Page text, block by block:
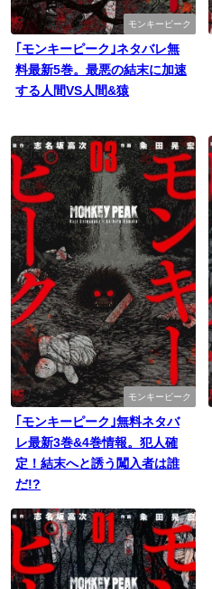
モンキーピーク
｢モンキーピーク｣ネタバレ無
料最新5巻。最悪の結末に加速
する人間VS人間&猿
モンキーピーク
｢モンキーピーク｣無料ネタバ
レ最新3巻&4巻情報。犯人確
定！結末へと誘う闖入者は誰
だ!?